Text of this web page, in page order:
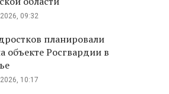
09:32
планировали
объекте Росгвардии в
10:17